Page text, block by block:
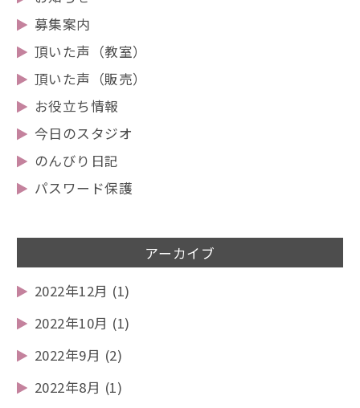
募集案内
頂いた声（教室）
頂いた声（販売）
お役立ち情報
今日のスタジオ
のんびり日記
パスワード保護
アーカイブ
2022年12月 (1)
2022年10月 (1)
2022年9月 (2)
2022年8月 (1)